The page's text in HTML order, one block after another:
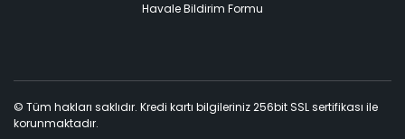
Havale Bildirim Formu
© Tüm hakları saklıdır. Kredi kartı bilgileriniz 256bit SSL sertifikası ile
korunmaktadır.